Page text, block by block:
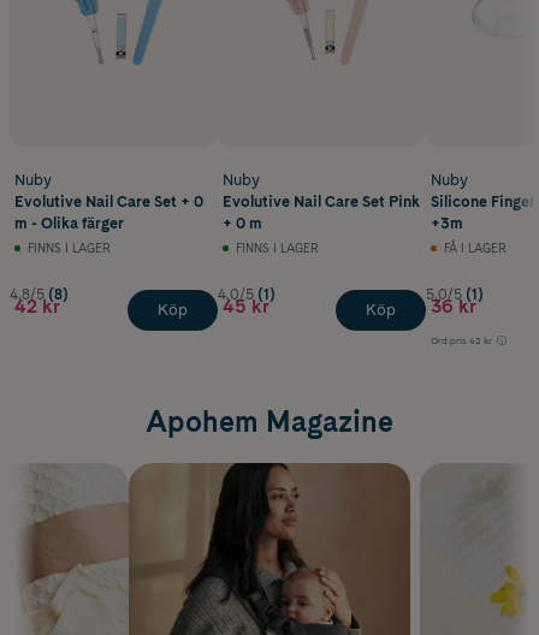
Nuby
Evolutive Nail Care Set + 0
m - Olika färger
FINNS I LAGER
4.8/5 (8)
42 kr Köp
Nuby
Evolutive Nail Care Set Pink
+ 0 m
FINNS I LAGER
4.0/5 (1)
45 kr Köp
Nuby
Silicone
+3m
FÅ I LAGER
5.0/5 (1)
36 kr
Ord.pris 42 kr
Apohem Magazine